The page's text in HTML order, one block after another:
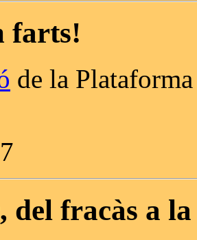
farts!
de la
del fracàs a